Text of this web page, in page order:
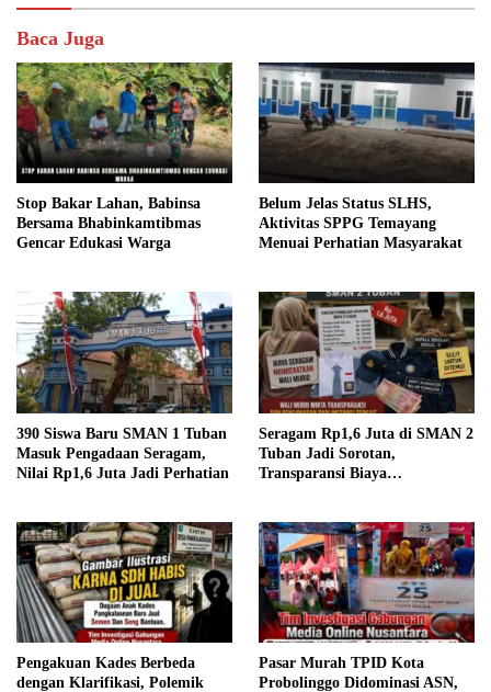
Baca Juga
Stop Bakar Lahan, Babinsa
Bersama Bhabinkamtibmas
Gencar Edukasi Warga
Belum Jelas Status SLHS,
Aktivitas SPPG Temayang
Menuai Perhatian Masyarakat
390 Siswa Baru SMAN 1 Tuban
Masuk Pengadaan Seragam,
Nilai Rp1,6 Juta Jadi Perhatian
Seragam Rp1,6 Juta di SMAN 2
Tuban Jadi Sorotan,
Transparansi Biaya
Pengakuan Kades Berbeda
dengan Klarifikasi, Polemik
Pasar Murah TPID Kota
Probolinggo Didominasi ASN,